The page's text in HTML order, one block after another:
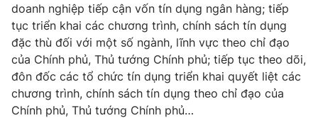
Tổng Biên tập:Vũ Thanh Thủy
Phó Tổng Biên tập:Nguyễn Thị Mỹ Hạnh, Phạm Quốc Thắng,
Nguyễn Trọng Ninh
Tổng đài VTV:024.38 355 931 - 024.38 355 932
Ðiện thoại Thời báo VTV: 024.66 897 897
Email:
toasoan@vtv.vn
doanh nghiệp tiếp cận vốn tín dụng ngân hàng; tiếp
tục triển khai các chương trình, chính sách tín dụng
đặc thù đối với một số ngành, lĩnh vực theo chỉ đạo
của Chính phủ, Thủ tướng Chính phủ; tiếp tục theo dõi,
đôn đốc các tổ chức tín dụng triển khai quyết liệt các
chương trình, chính sách tín dụng theo chỉ đạo của
Chính phủ, Thủ tướng Chính phủ…